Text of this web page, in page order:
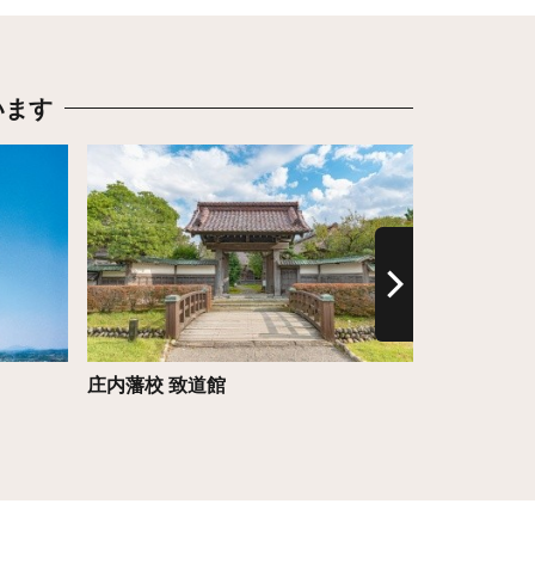
す
庄内藩校 致道館
詳細はこちら